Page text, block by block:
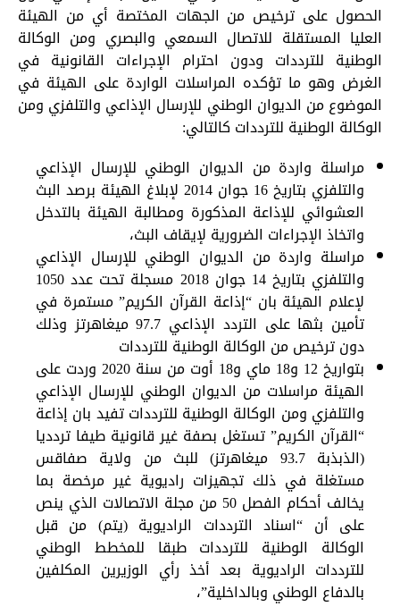
الحصول على ترخيص من الجهات المختصة أي من الهيئة
العليا المستقلة للاتصال السمعي والبصري ومن الوكالة
الوطنية للترددات ودون احترام الإجراءات القانونية في
الغرض وهو ما تؤكده المراسلات الواردة على الهيئة في
الموضوع من الديوان الوطني للإرسال الإذاعي والتلفزي ومن
الوكالة الوطنية للترددات كالتالي:
مراسلة واردة من الديوان الوطني للإرسال الإذاعي
والتلفزي بتاريخ 16 جوان 2014 لإبلاغ الهيئة برصد البث
العشوائي للإذاعة المذكورة ومطالبة الهيئة بالتدخل
واتخاذ الإجراءات الضرورية لإيقاف البث،
مراسلة واردة من الديوان الوطني للإرسال الإذاعي
والتلفزي بتاريخ 14 جوان 2018 مسجلة تحت عدد 1050
لإعلام الهيئة بان “إذاعة القرآن الكريم” مستمرة في
تأمين بثها على التردد الإذاعي 97.7 ميغاهرتز وذلك
دون ترخيص من الوكالة الوطنية للترددات
بتواريخ 12 و18 ماي و18 أوت من سنة 2020 وردت على
الهيئة مراسلات من الديوان الوطني للإرسال الإذاعي
والتلفزي ومن الوكالة الوطنية للترددات تفيد بان إذاعة
“القرآن الكريم” تستغل بصفة غير قانونية طيفا تردديا
(الذبذبة 93.7 ميغاهرتز) للبث من ولاية صفاقس
مستغلة في ذلك تجهيزات راديوية غير مرخصة بما
يخالف أحكام الفصل 50 من مجلة الاتصالات الذي ينص
على أن “اسناد الترددات الراديوية (يتم) من قبل
الوكالة الوطنية للترددات طبقا للمخطط الوطني
للترددات الراديوية بعد أخذ رأي الوزيرين المكلفين
بالدفاع الوطني وبالداخلية”،